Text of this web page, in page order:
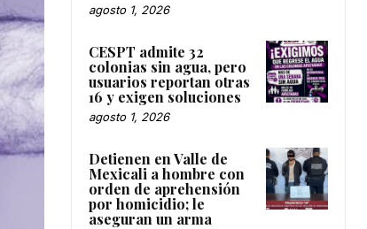
agosto 1, 2026
CESPT admite 32
colonias sin agua, pero
usuarios reportan otras
16 y exigen soluciones
agosto 1, 2026
Detienen en Valle de
Mexicali a hombre con
orden de aprehensión
por homicidio; le
aseguran un arma